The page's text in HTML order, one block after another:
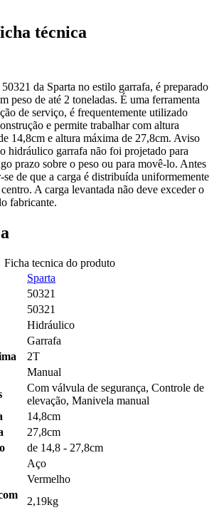
técnica
da Sparta no estilo garrafa, é preparado
peso de até 2 toneladas. É uma ferramenta
de serviço, é frequentemente utilizado
e permite trabalhar com altura
14,8cm e altura máxima de 27,8cm. Aviso
hidráulico garrafa não foi projetado para
prazo sobre o peso ou para movê-lo. Antes
de que a carga é distribuída uniformemente
A carga levantada não deve exceder o
fabricante.
Ficha tecnica do produto
Sparta
50321
50321
Hidráulico
Garrafa
2T
Manual
Com válvula de segurança, Controle de
elevação, Manivela manual
14,8cm
27,8cm
de 14,8 - 27,8cm
Aço
Vermelho
2,19kg